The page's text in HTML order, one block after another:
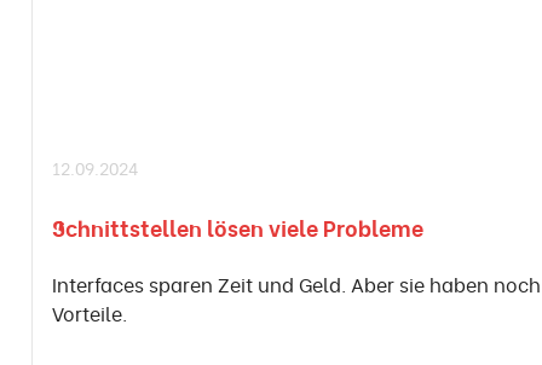
12.09.2024
Schnittstellen lösen viele Probleme
Interfaces sparen Zeit und Geld. Aber sie haben
Vorteile.